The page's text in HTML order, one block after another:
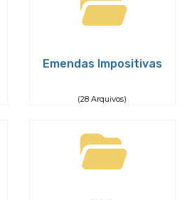
Emendas Impositivas
(28 Arquivos)